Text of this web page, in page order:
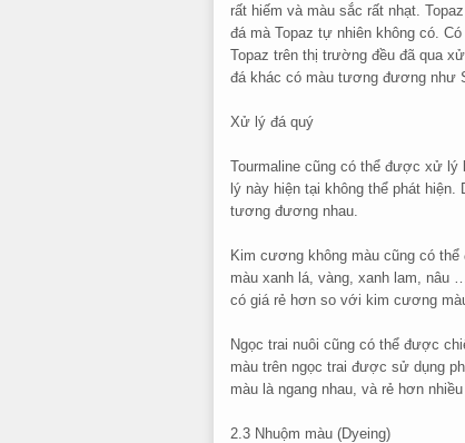
rất hiếm và màu sắc rất nhạt.
đá mà Topaz tự nhiên không có.
Topaz trên thị trường đều đã qua
đá khác có màu tương đương như
Xử lý đá quý
Tourmaline cũng có thể được xử lý
lý này hiện tại không thể phát
tương đương nhau.
Kim cương không màu cũng có
màu xanh lá, vàng, xanh lam, nâu
có giá rẻ hơn so với kim cương
Ngọc trai nuôi cũng có thể được
màu trên ngọc trai được sử dụng
màu là ngang nhau, và rẻ hơn
2.3 Nhuộm màu (Dyeing)